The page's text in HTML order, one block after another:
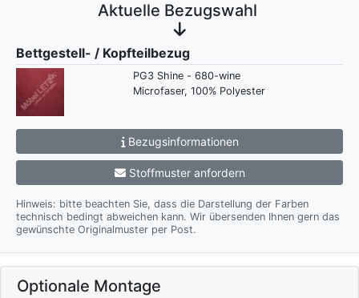
Aktuelle Bezugswahl
Bettgestell- / Kopfteilbezug
PG3 Shine - 680-wine
Microfaser, 100% Polyester
Bezugsinformationen
Stoffmuster anfordern
Hinweis: bitte beachten Sie, dass die Darstellung der Farben
technisch bedingt abweichen kann. Wir übersenden Ihnen gern das
gewünschte Originalmuster per Post.
Optionale Montage